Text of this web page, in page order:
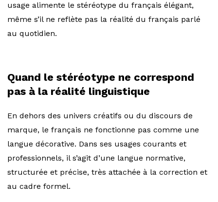
usage alimente le stéréotype du français élégant,
même s’il ne reflète pas la réalité du français parlé
au quotidien.
Quand le stéréotype ne correspond
pas à la réalité linguistique
En dehors des univers créatifs ou du discours de
marque, le français ne fonctionne pas comme une
langue décorative. Dans ses usages courants et
professionnels, il s’agit d’une langue normative,
structurée et précise, très attachée à la correction et
au cadre formel.